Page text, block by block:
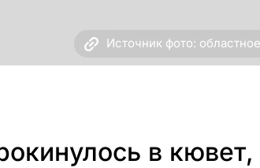
Источник фото:
в кювет,